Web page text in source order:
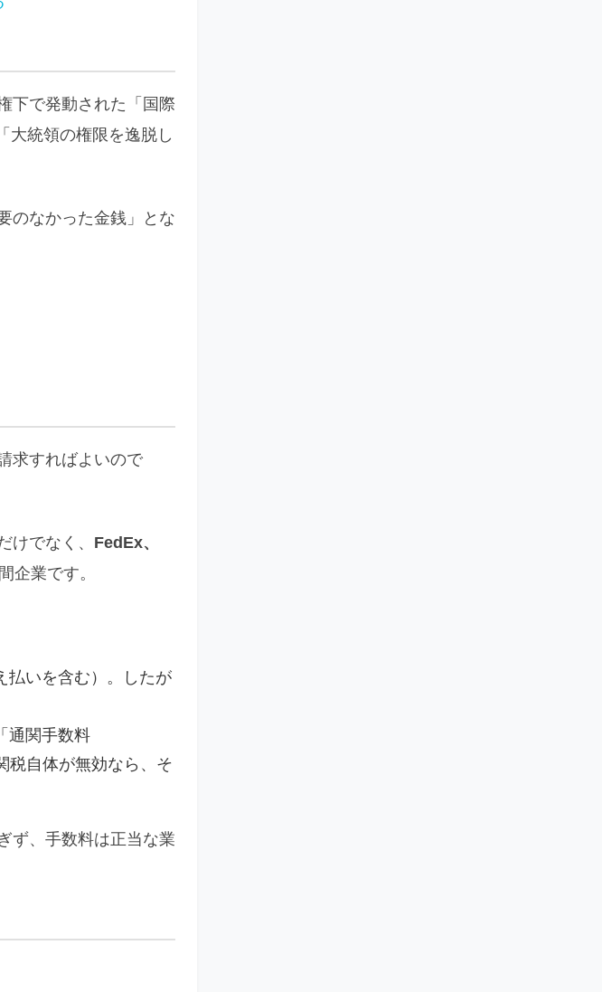
下で発動された「国際
大統領の権限を逸脱し
のなかった金銭」とな
求すればよいので
けでなく、 FedEx、
企業です。
払いを含む）。したが
通関手数料
税自体が無効なら、そ
ず、手数料は正当な業